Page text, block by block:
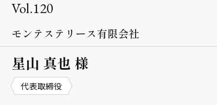
120
モンテステリース有限会社
星山 真也 様
代表取締役